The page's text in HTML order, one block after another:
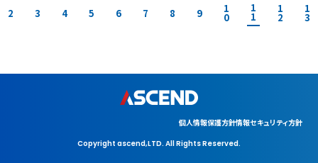
2 3 4 5 6 7 8 9 1
0
1
1
1
2
1
3
Copyright ascend,LTD. All Rights Reserved.
個人情報保護方針情報セキュリティ方針